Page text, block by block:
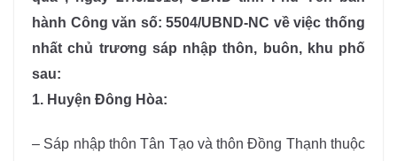
hành Công văn số: 5504/UBND-NC về việc thống
nhất chủ trương sáp nhập thôn, buôn, khu phố
sau:
1. Huyện Đông Hòa:
– Sáp nhập thôn Tân Tạo và thôn Đồng Thạnh thuộc